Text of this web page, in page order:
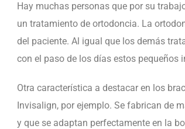
Hay muchas personas que por su
un tratamiento de ortodoncia. La
del paciente. Al igual que los demás
con el paso de los días estos pequeños
Otra característica a destacar en los
Invisalign, por ejemplo. Se fabrican de
y que se adaptan perfectamente en la